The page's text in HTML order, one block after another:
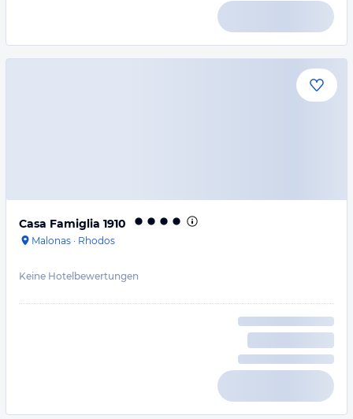
Casa Famiglia 1910
Malonas · Rhodos
Keine Hotelbewertungen